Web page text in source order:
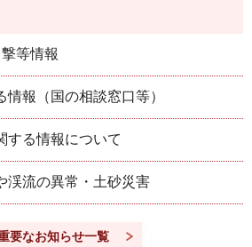
等情報
報（国の相談窓口等）
する情報について
渓流の異常・土砂災害
要なお知らせ一覧